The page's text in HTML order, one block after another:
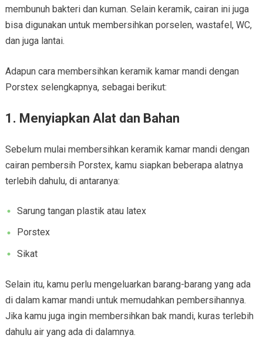
membunuh bakteri dan kuman. Selain keramik, cairan ini juga
bisa digunakan untuk membersihkan porselen, wastafel, WC,
dan juga lantai.
Adapun cara membersihkan keramik kamar mandi dengan
Porstex selengkapnya, sebagai berikut:
1. Menyiapkan Alat dan Bahan
Sebelum mulai membersihkan keramik kamar mandi dengan
cairan pembersih Porstex, kamu siapkan beberapa alatnya
terlebih dahulu, di antaranya:
Sarung tangan plastik atau latex
Porstex
Sikat
Selain itu, kamu perlu mengeluarkan barang-barang yang ada
di dalam kamar mandi untuk memudahkan pembersihannya.
Jika kamu juga ingin membersihkan bak mandi, kuras terlebih
dahulu air yang ada di dalamnya.